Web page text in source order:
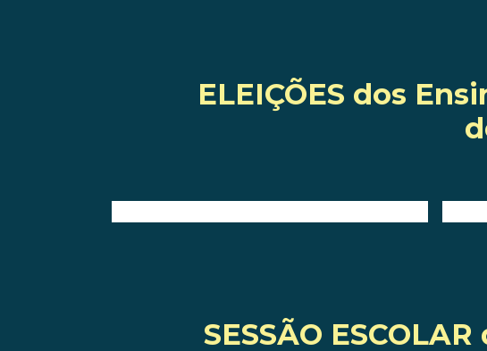
ELEIÇÕES dos
SESSÃO